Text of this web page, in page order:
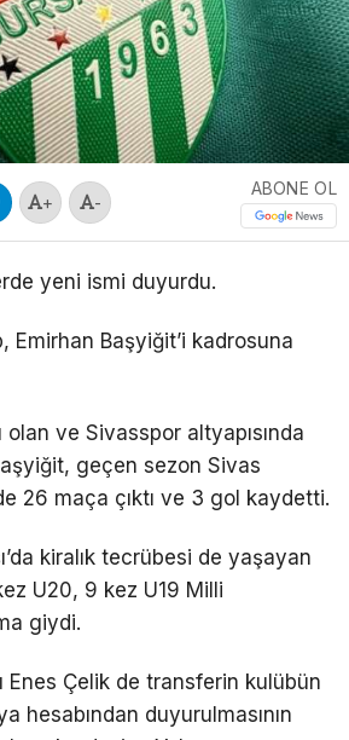
+ -
ABONE OL
yeni ismi duyurdu.
Emirhan Başyiğit’i kadrosuna
ve Sivasspor altyapısında
geçen sezon Sivas
26 maça çıktı ve 3 gol kaydetti.
kiralık tecrübesi de yaşayan
U20, 9 kez U19 Milli
giydi.
Enes Çelik de transferin kulübün
hesabından duyurulmasının